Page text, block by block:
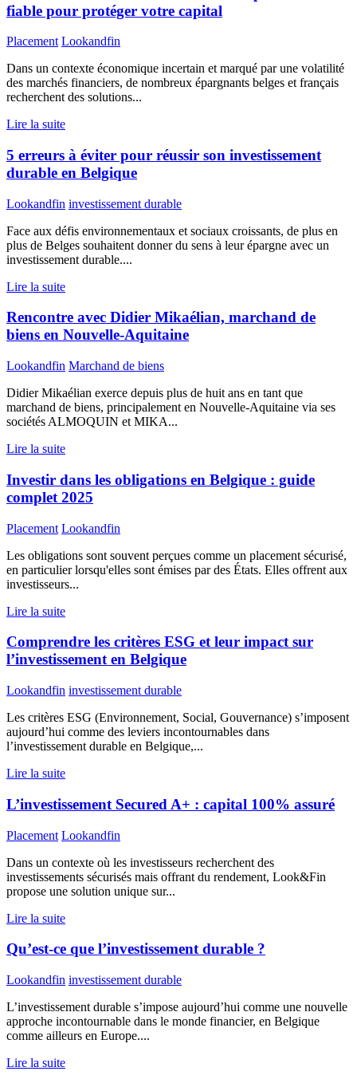
fiable pour protéger votre capital
Placement Lookandfin
Dans un contexte économique incertain et marqué par une volatilité
des marchés financiers, de nombreux épargnants belges et français
recherchent des solutions...
Lire la suite
5 erreurs à éviter pour réussir son investissement
durable en Belgique
Lookandfin investissement durable
Face aux défis environnementaux et sociaux croissants, de plus en
plus de Belges souhaitent donner du sens à leur épargne avec un
investissement durable....
Lire la suite
Rencontre avec Didier Mikaélian, marchand de
biens en Nouvelle-Aquitaine
Lookandfin Marchand de biens
Didier Mikaélian exerce depuis plus de huit ans en tant que
marchand de biens, principalement en Nouvelle-Aquitaine via ses
sociétés ALMOQUIN et MIKA...
Lire la suite
Investir dans les obligations en Belgique : guide
complet 2025
Placement Lookandfin
Les obligations sont souvent perçues comme un placement sécurisé,
en particulier lorsqu'elles sont émises par des États. Elles offrent aux
investisseurs...
Lire la suite
Comprendre les critères ESG et leur impact sur
l’investissement en Belgique
Lookandfin investissement durable
Les critères ESG (Environnement, Social, Gouvernance) s’imposent
aujourd’hui comme des leviers incontournables dans
l’investissement durable en Belgique,...
Lire la suite
L’investissement Secured A+ : capital 100% assuré
Placement Lookandfin
Dans un contexte où les investisseurs recherchent des
investissements sécurisés mais offrant du rendement, Look&Fin
propose une solution unique sur...
Lire la suite
Qu’est-ce que l’investissement durable ?
Lookandfin investissement durable
L’investissement durable s’impose aujourd’hui comme une nouvelle
approche incontournable dans le monde financier, en Belgique
comme ailleurs en Europe....
Lire la suite